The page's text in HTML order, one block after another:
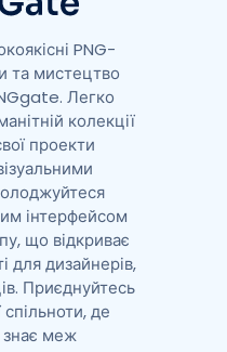
PNG-
та мистецтво
Легко
колекції
проекти
інтерфейсом
що відкриває
для дизайнерів,
Приєднуйтесь
де
знає меж